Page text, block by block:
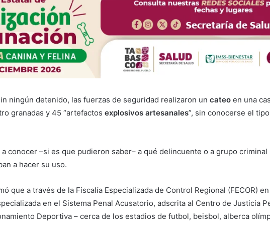
ningún detenido, las fuerzas de seguridad realizaron un cateo en una
granadas y 45 “artefactos explosivos artesanales”, sin conocerse el
conocer –si es que pudieron saber– a qué delincuente o a grupo
a hacer su uso.
que a través de la Fiscalía Especializada de Control Regional (FECOR)
en el Sistema Penal Acusatorio, adscrita al Centro de Justicia
Deportiva – cerca de los estadios de futbol, beisbol, alberca